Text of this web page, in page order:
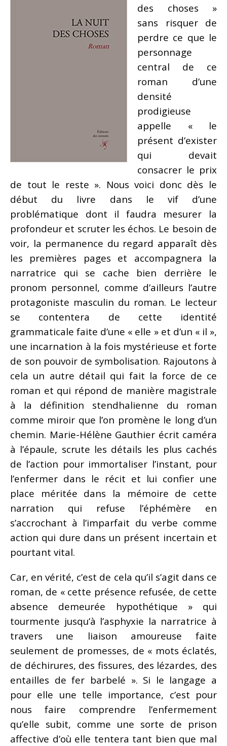
des choses »
sans risquer de
perdre ce que le
personnage
central de ce
roman d’une
densité
prodigieuse
appelle « le
présent d’exister
qui devait
consacrer le prix
de tout le reste ». Nous voici donc dès le
début du livre dans le vif d’une
problématique dont il faudra mesurer la
profondeur et scruter les échos. Le besoin de
voir, la permanence du regard apparaît dès
les premières pages et accompagnera la
narratrice qui se cache bien derrière le
pronom personnel, comme d’ailleurs l’autre
protagoniste masculin du roman. Le lecteur
se contentera de cette identité
grammaticale faite d’une « elle » et d’un « il »,
une incarnation à la fois mystérieuse et forte
de son pouvoir de symbolisation. Rajoutons à
cela un autre détail qui fait la force de ce
roman et qui répond de manière magistrale
à la définition stendhalienne du roman
comme miroir que l’on promène le long d’un
chemin. Marie-Hélène Gauthier écrit caméra
à l’épaule, scrute les détails les plus cachés
de l’action pour immortaliser l’instant, pour
l’enfermer dans le récit et lui confier une
place méritée dans la mémoire de cette
narration qui refuse l’éphémère en
s’accrochant à l’imparfait du verbe comme
action qui dure dans un présent incertain et
pourtant vital.
Car, en vérité, c’est de cela qu’il s’agit dans ce
roman, de « cette présence refusée, de cette
absence demeurée hypothétique » qui
tourmente jusqu’à l’asphyxie la narratrice à
travers une liaison amoureuse faite
seulement de promesses, de « mots éclatés,
de déchirures, des fissures, des lézardes, des
entailles de fer barbelé ». Si le langage a
pour elle une telle importance, c’est pour
nous faire comprendre l’enfermement
qu’elle subit, comme une sorte de prison
affective d’où elle tentera tant bien que mal